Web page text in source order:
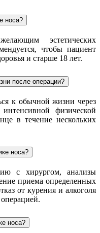
носа?
эстетических
чтобы пациент
и старше 18 лет.
после операции?
к обычной жизни через
физической
в течение нескольких
носа?
с хирургом, анализы
приема определенных
от курения и алкоголя
носа?